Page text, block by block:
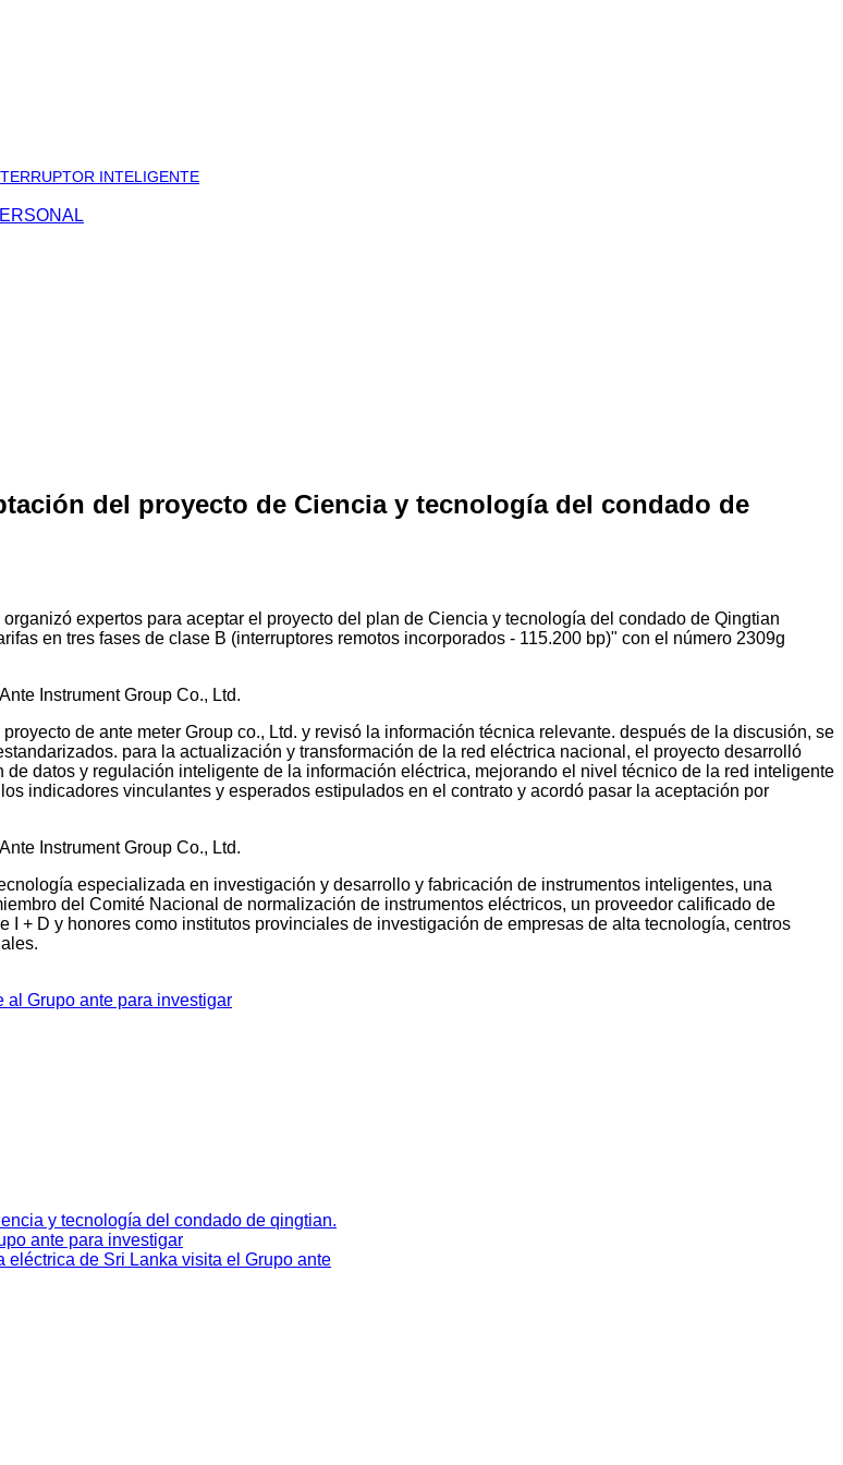
INTELIGENTE
del proyecto de Ciencia y tecnología del condado de
expertos para aceptar el proyecto del plan de Ciencia y tecnología del condado de Qingtian
en tres fases de clase B (interruptores remotos incorporados - 115.200 bp)" con el número 2309g
de ante meter Group co., Ltd. y revisó la información técnica relevante. después de la discusión, se
para la actualización y transformación de la red eléctrica nacional, el proyecto desarrolló
datos y regulación inteligente de la información eléctrica, mejorando el nivel técnico de la red inteligente
indicadores vinculantes y esperados estipulados en el contrato y acordó pasar la aceptación por
especializada en investigación y desarrollo y fabricación de instrumentos inteligentes, una
del Comité Nacional de normalización de instrumentos eléctricos, un proveedor calificado de
+ D y honores como institutos provinciales de investigación de empresas de alta tecnología, centros
Grupo ante para investigar
y tecnología del condado de qingtian.
ante para investigar
de Sri Lanka visita el Grupo ante